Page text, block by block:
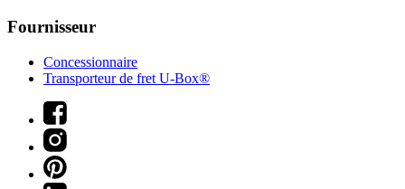
Fournisseur
Concessionnaire
Transporteur de fret U-Box®